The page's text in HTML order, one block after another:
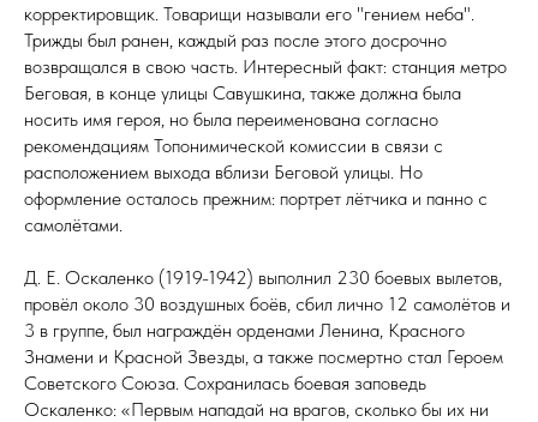
корректировщик. Товарищи называли его "гением неба".
Трижды был ранен, каждый раз после этого досрочно
возвращался в свою часть. Интересный факт: станция метро
Беговая, в конце улицы Савушкина, также должна была
носить имя героя, но была переименована согласно
рекомендациям Топонимической комиссии в связи с
расположением выхода вблизи Беговой улицы. Но
оформление осталось прежним: портрет лётчика и панно с
самолётами.
Д. Е. Оскаленко (1919-1942) выполнил 230 боевых вылетов,
провёл около 30 воздушных боёв, сбил лично 12 самолётов и
3 в группе, был награждён орденами Ленина, Красного
Знамени и Красной Звезды, а также посмертно стал Героем
Советского Союза. Сохранилась боевая заповедь
Оскаленко: «Первым нападай на врагов, сколько бы их ни